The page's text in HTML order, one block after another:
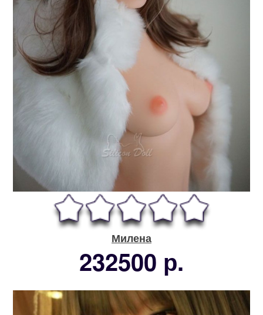
Милена
232500 р.